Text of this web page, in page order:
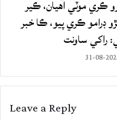
ڪري موٽي آهيان، ڪير
ڊرامو ڪري پيو، ڪا خبر
راکي ساونت
31-08-
Leave a Reply